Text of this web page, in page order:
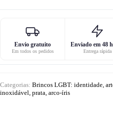
Envio gratuito
Em todos os pedidos
Enviado em 48
Entrega rápida
Categorias: Brincos LGBT: identidade,
inoxidável, prata, arco-íris